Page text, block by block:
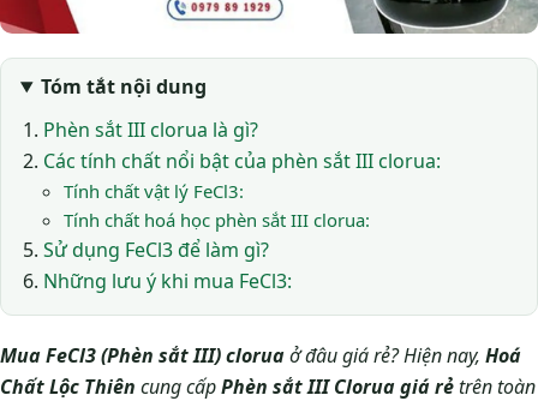
Tóm tắt nội dung
Phèn sắt III clorua là gì?
Các tính chất nổi bật của phèn sắt III clorua:
Tính chất vật lý FeCl3:
Tính chất hoá học phèn sắt III clorua:
Sử dụng FeCl3 để làm gì?
Những lưu ý khi mua FeCl3:
Mua FeCl3 (Phèn sắt III) cloruaở đâu giá rẻ? Hiện nay, Hoá
Chất Lộc Thiên cung cấpPhèn sắt III Clorua giá rẻtrên toàn